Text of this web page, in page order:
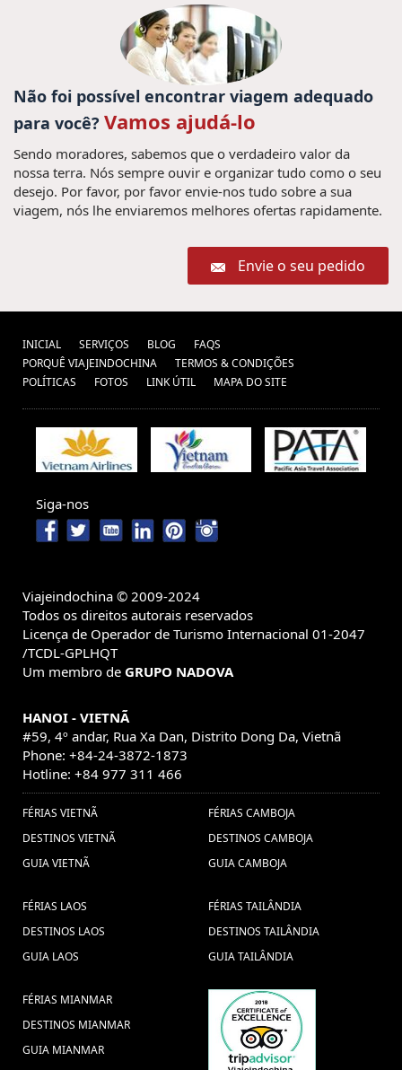
Não foi possível encontrar viagem adequado
para você? Vamos ajudá-lo
Sendo moradores, sabemos que o verdadeiro valor da
nossa terra. Nós sempre ouvir e organizar tudo como o seu
desejo. Por favor, por favor envie-nos tudo sobre a sua
viagem, nós lhe enviaremos melhores ofertas rapidamente.
Envie o seu pedido
INICIAL SERVIÇOS BLOG
FAQS
PORQUÊ VIAJEINDOCHINA
TERMOS & CONDIÇÕES
POLÍTICAS
FOTOS LINK ÚTIL MAPA DO SITE
Siga-nos
Viajeindochina © 2009-2024
Todos os direitos autorais reservados
Licença de Operador de Turismo Internacional 01-2047
/TCDL-GPLHQT
Um membro de GRUPO NADOVA
HANOI - VIETNÃ
#59, 4º andar, Rua Xa Dan, Distrito Dong Da, Vietnã
Phone: +84-24-3872-1873
Hotline: +84 977 311 466
FÉRIAS VIETNÃ
DESTINOS VIETNÃ
GUIA VIETNÃ
FÉRIAS CAMBOJA
DESTINOS CAMBOJA
GUIA CAMBOJA
FÉRIAS LAOS
DESTINOS LAOS
GUIA LAOS
FÉRIAS TAILÂNDIA
DESTINOS TAILÂNDIA
GUIA TAILÂNDIA
FÉRIAS MIANMAR
DESTINOS MIANMAR
GUIA MIANMAR